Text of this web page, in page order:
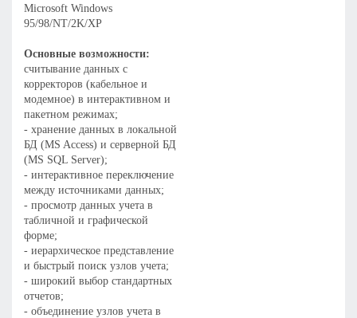
Microsoft Windows
95/98/NT/2K/XP
Основные возможности:
считывание данных с
корректоров (кабельное и
модемное) в интерактивном и
пакетном режимах;
- хранение данных в локальной
БД (MS Access) и серверной БД
(MS SQL Server);
- интерактивное переключение
между источниками данных;
- просмотр данных учета в
табличной и графической
форме;
- иерархическое представление
и быстрый поиск узлов учета;
- широкий выбор стандартных
отчетов;
- объединение узлов учета в